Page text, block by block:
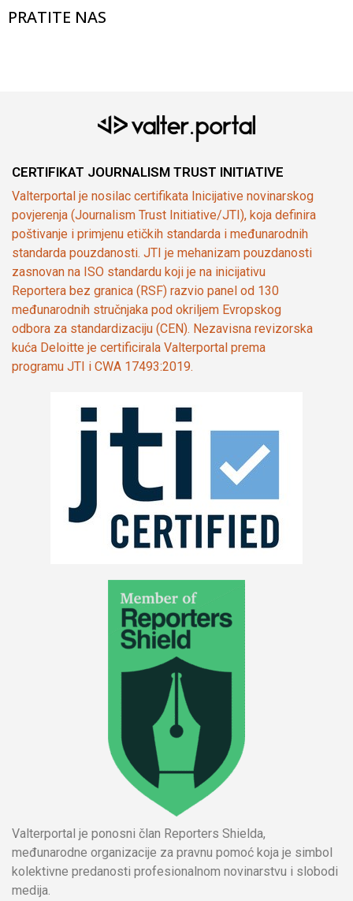
PRATITE NAS
CERTIFIKAT JOURNALISM TRUST INITIATIVE
Valterportal je nosilac certifikata Inicijative novinarskog
povjerenja (Journalism Trust Initiative/JTI), koja definira
poštivanje i primjenu etičkih standarda i međunarodnih
standarda pouzdanosti. JTI je mehanizam pouzdanosti
zasnovan na ISO standardu koji je na inicijativu
Reportera bez granica (RSF) razvio panel od 130
međunarodnih stručnjaka pod okriljem Evropskog
odbora za standardizaciju (CEN). Nezavisna revizorska
kuća Deloitte je certificirala Valterportal prema
programu JTI i CWA 17493:2019.
Valterportal je ponosni član Reporters Shielda,
međunarodne organizacije za pravnu pomoć koja je simbol
kolektivne predanosti profesionalnom novinarstvu i slobodi
medija.